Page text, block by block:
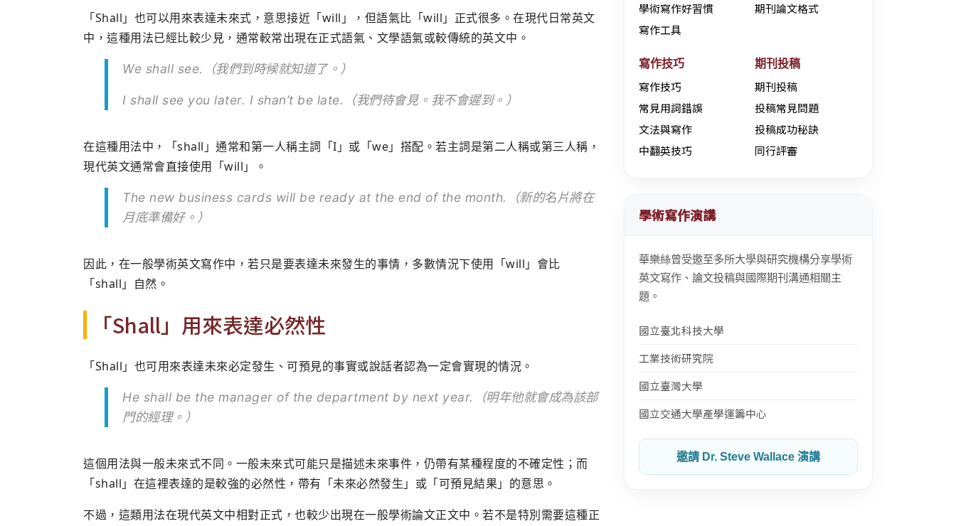
「Shall」也可以用來表達未來式，意思接近「will」，但語氣比「will」正式很多。在現代日常英文
中，這種用法已經比較少見，通常較常出現在正式語氣、文學語氣或較傳統的英文中。
We shall see.（我們到時候就知道了。）
I shall see you later. I shan’t be late.（我們待會見。我不會遲到。）
在這種用法中，「shall」通常和第一人稱主詞「I」或「we」搭配。若主詞是第二人稱或第三人稱，
現代英文通常會直接使用「will」。
The new business cards will be ready at the end of the month.（新的名片將在
月底準備好。）
因此，在一般學術英文寫作中，若只是要表達未來發生的事情，多數情況下使用「will」會比
「shall」自然。
「Shall」用來表達必然性
「Shall」也可用來表達未來必定發生、可預見的事實或說話者認為一定會實現的情況。
He shall be the manager of the department by next year.（明年他就會成為該部
門的經理。）
這個用法與一般未來式不同。一般未來式可能只是描述未來事件，仍帶有某種程度的不確定性；而
「shall」在這裡表達的是較強的必然性，帶有「未來必然發生」或「可預見結果」的意思。
不過，這類用法在現代英文中相對正式，也較少出現在一般學術論文正文中。若不是特別需要這種正
學術寫作好習慣
寫作工具
期刊論文格式
寫作技巧
寫作技巧
常見用詞錯誤
文法與寫作
中翻英技巧
期刊投稿
期刊投稿
投稿常見問題
投稿成功秘訣
同行評審
學術寫作演講
華樂絲曾受邀至多所大學與研究機構分享學術
英文寫作、論文投稿與國際期刊溝通相關主
題。
國立臺北科技大學
工業技術研究院
國立臺灣大學
國立交通大學產學運籌中心
邀請 Dr. Steve Wallace 演講